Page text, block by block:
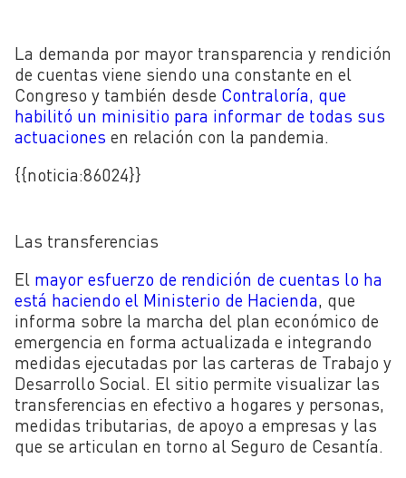
La demanda por mayor transparencia y rendición
de cuentas viene siendo una constante en el
Congreso y también desde Contraloría, que
habilitó un minisitio para informar de todas sus
actuaciones en relación con la pandemia.
{{noticia:86024}}
Las transferencias
El mayor esfuerzo de rendición de cuentas lo ha
está haciendo el Ministerio de Hacienda, que
informa sobre la marcha del plan económico de
emergencia en forma actualizada e integrando
medidas ejecutadas por las carteras de Trabajo y
Desarrollo Social. El sitio permite visualizar las
transferencias en efectivo a hogares y personas,
medidas tributarias, de apoyo a empresas y las
que se articulan en torno al Seguro de Cesantía.